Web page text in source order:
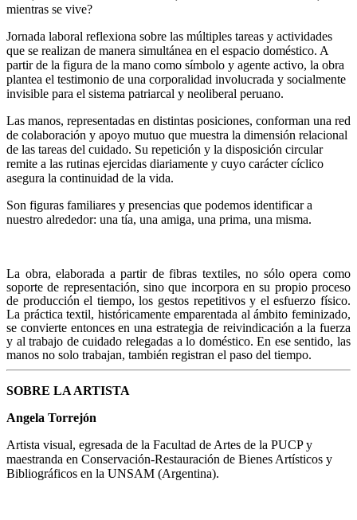
mientras se vive?
Jornada laboral reflexiona sobre las múltiples tareas y actividades
que se realizan de manera simultánea en el espacio doméstico. A
partir de la figura de la mano como símbolo y agente activo, la obra
plantea el testimonio de una corporalidad involucrada y socialmente
invisible para el sistema patriarcal y neoliberal peruano.
Las manos, representadas en distintas posiciones, conforman una red
de colaboración y apoyo mutuo que muestra la dimensión relacional
de las tareas del cuidado. Su repetición y la disposición circular
remite a las rutinas ejercidas diariamente y cuyo carácter cíclico
asegura la continuidad de la vida.
Son figuras familiares y presencias que podemos identificar a
nuestro alrededor: una tía, una amiga, una prima, una misma.
La obra, elaborada a partir de fibras textiles, no sólo opera como
soporte de representación, sino que incorpora en su propio proceso
de producción el tiempo, los gestos repetitivos y el esfuerzo físico.
La práctica textil, históricamente emparentada al ámbito feminizado,
se convierte entonces en una estrategia de reivindicación a la fuerza
y al trabajo de cuidado relegadas a lo doméstico. En ese sentido, las
manos no solo trabajan, también registran el paso del tiempo.
SOBRE LA ARTISTA
Angela Torrejón
Artista visual, egresada de la Facultad de Artes de la PUCP y
maestranda en Conservación-Restauración de Bienes Artísticos y
Bibliográficos en la UNSAM (Argentina).